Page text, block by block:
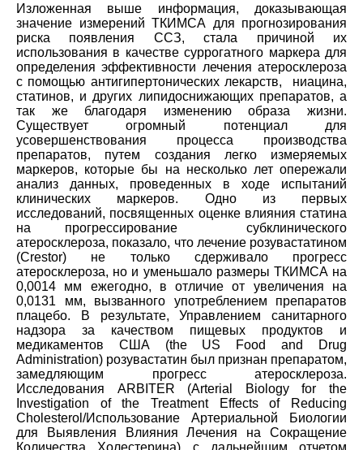
Изложенная выше информация, доказывающая
значение измерений ТКИМСА для прогнозирования
риска появления ССЗ, стала причиной их
использования в качестве суррогатного маркера для
определения эффективности лечения атеросклероза
с помощью антигипертонических лекарств, ниацина,
статинов, и других липидоснижающих препаратов, а
так же благодаря изменению образа жизни.
Существует огромный потенциал для
усовершенствования процесса производства
препаратов, путем создания легко измеряемых
маркеров, которые бы на несколько лет опережали
анализ данных, проведенных в ходе испытаний
клинических маркеров. Одно из первых
исследований, посвященных оценке влияния статина
на прогрессирование субклинического
атеросклероза, показало, что лечение розувастатином
(Crestor) не только сдерживало прогресс
атеросклероза, но и уменьшало размеры ТКИМСА на
0,0014 мм ежегодно, в отличие от увеличения на
0,0131 мм, вызванного употреблением препаратов
плацебо. В результате, Управлением санитарного
надзора за качеством пищевых продуктов и
медикаментов США (the US Food and Drug
Administration) розувастатин был признан препаратом,
замедляющим прогресс атеросклероза.
Исследования ARBITER (Arterial Biology for the
Investigation of the Treatment Effects of Reducing
Cholesterol/Использование Артериальной Биологии
для Выявления Влияния Лечения на Сокращение
Количества Холестерина) с дальнейшим отчетом